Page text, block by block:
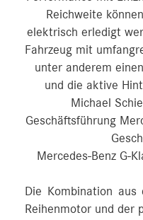
Reichweite
elektrisch erledigt
Fahrzeug mit
unter anderem
und die aktive
Michael
Geschäftsführung
Mercedes-Benz G-
Die Kombination aus
Reihenmotor und der